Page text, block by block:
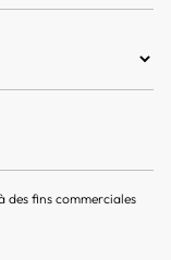
des fins commerciales